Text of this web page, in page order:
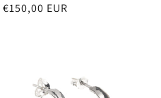
Normale
€150,00 EUR